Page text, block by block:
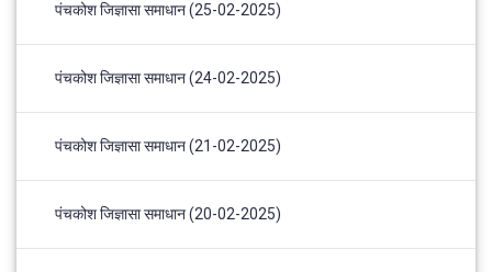
पंचकोश जिज्ञासा समाधान (25-02-2025)
पंचकोश जिज्ञासा समाधान (24-02-2025)
पंचकोश जिज्ञासा समाधान (21-02-2025)
पंचकोश जिज्ञासा समाधान (20-02-2025)